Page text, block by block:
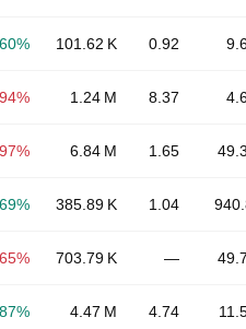
101.62 K 0.92
1.24 M 8.37
6.84 M 1.65
385.89 K 1.04
703.79 K —
4.47 M 4.74